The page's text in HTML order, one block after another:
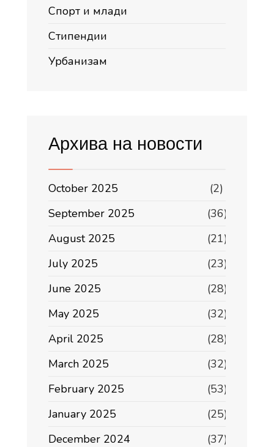
Спорт и млади
Стипендии
Урбанизам
Архива на новости
October 2025
(2)
September 2025
(36)
August 2025
(21)
July 2025
(23)
June 2025
(28)
May 2025
(32)
April 2025
(28)
March 2025
(32)
February 2025
(53)
January 2025
(25)
December 2024
(37)